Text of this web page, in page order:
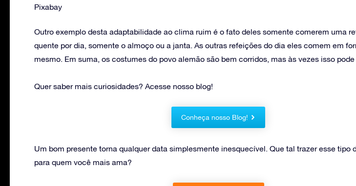
Pixabay
Outro exemplo desta adaptabilidade ao clima ruim é o fato deles somente comerem uma
quente por dia, somente o almoço ou a janta. As outras refeições do dia eles comem em
mesmo. Em suma, os costumes do povo alemão são bem corridos, mas às vezes isso
Quer saber mais curiosidades? Acesse nosso blog!
Conheça nosso Blog!
Um bom presente torna qualquer data simplesmente inesquecível. Que tal trazer esse tipo
para quem você mais ama?